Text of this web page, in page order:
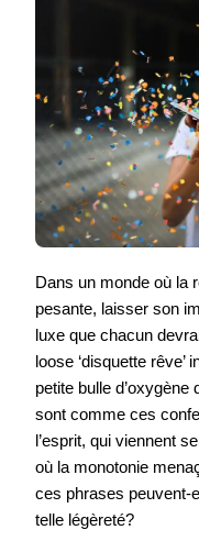
Dans un monde où la
pesante, laisser son
luxe que chacun
loose ‘disquette
petite bulle
sont comme ces
l’esprit, qui viennent
où la monotonie
ces phrases peuvent-
telle légèreté?